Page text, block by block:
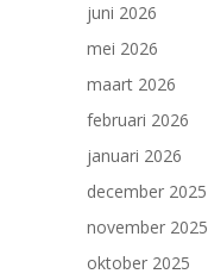
juni 2026
mei 2026
maart 2026
februari 2026
januari 2026
december 2025
november 2025
oktober 2025